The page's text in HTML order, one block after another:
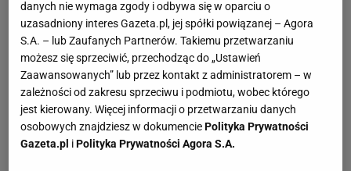
danych nie wymaga zgody i odbywa się w oparciu o
uzasadniony interes Gazeta.pl, jej spółki powiązanej – Agora
S.A. – lub Zaufanych Partnerów. Takiemu przetwarzaniu
możesz się sprzeciwić, przechodząc do „Ustawień
Zaawansowanych” lub przez kontakt z administratorem – w
zależności od zakresu sprzeciwu i podmiotu, wobec którego
jest kierowany. Więcej informacji o przetwarzaniu danych
osobowych znajdziesz w dokumencie Polityka Prywatności
Gazeta.pl i Polityka Prywatności Agora S.A.